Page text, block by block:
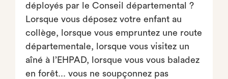
déployés par le Conseil départemental ?
Lorsque vous déposez votre enfant au
collège, lorsque vous empruntez une route
départementale, lorsque vous visitez un
aîné à l’EHPAD, lorsque vous vous baladez
en forêt... vous ne soupçonnez pas